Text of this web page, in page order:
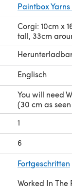
Paintbox
Corgi: 10cm x
tall, 33cm
Englisch
You will need
(30 cm as
1
6
Fortgeschritten
Worked In The